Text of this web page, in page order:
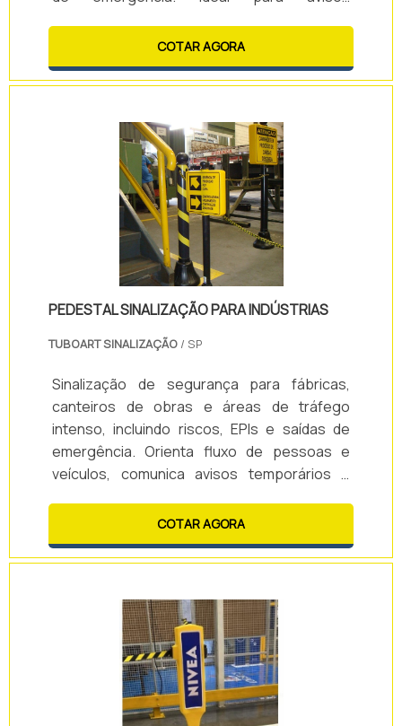
comunicação rápida em ambientes
industriais e comerciais.
COTAR AGORA
PEDESTAL SINALIZAÇÃO PARA INDÚSTRIAS
TUBOART SINALIZAÇÃO / SP
Sinalização de segurança para fábricas,
canteiros de obras e áreas de tráfego
intenso, incluindo riscos, EPIs e saídas de
emergência. Orienta fluxo de pessoas e
veículos, comunica avisos temporários e
comunicação rápida e eficaz em ambientes
industriais, comerciais e temporários.
COTAR AGORA